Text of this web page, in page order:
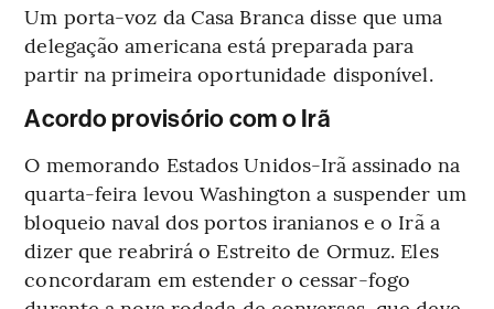
Um porta-voz da Casa Branca disse que uma
delegação americana está preparada para
partir na primeira oportunidade disponível.
Acordo provisório com o Irã
O memorando Estados Unidos-Irã assinado na
quarta-feira levou Washington a suspender um
bloqueio naval dos portos iranianos e o Irã a
dizer que reabrirá o Estreito de Ormuz. Eles
concordaram em estender o cessar-fogo